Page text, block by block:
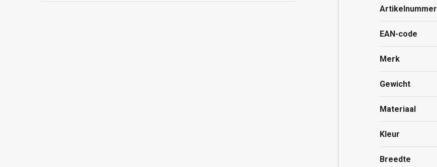
Artikelnummer
EAN-code
Merk
Gewicht
Materiaal
Kleur
Breedte